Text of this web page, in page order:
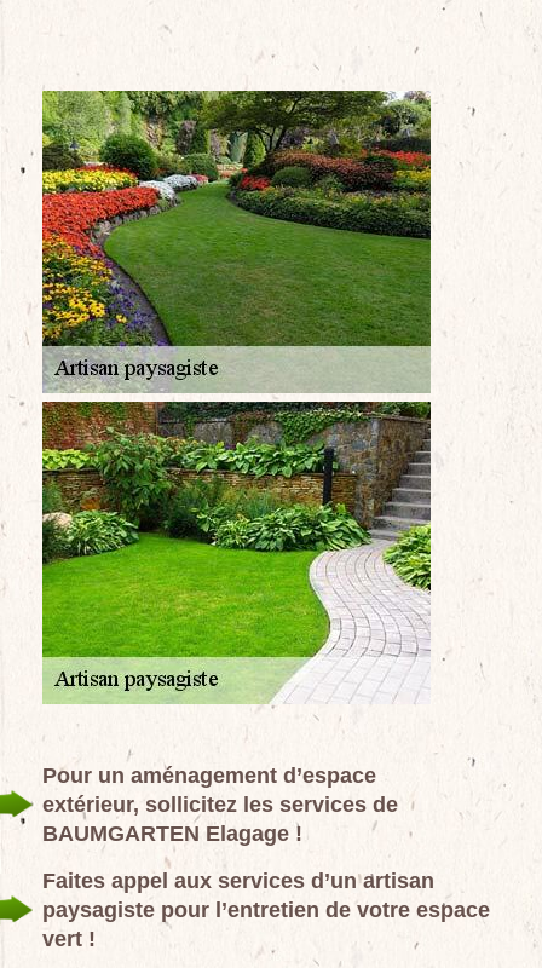
Pour un aménagement d’espace
extérieur, sollicitez les services de
BAUMGARTEN Elagage !
Faites appel aux services d’un artisan
paysagiste pour l’entretien de votre espace
vert !